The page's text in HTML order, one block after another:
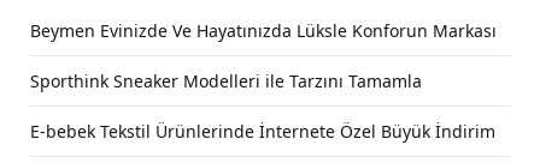
Beymen Evinizde Ve Hayatınızda Lüksle Konforun Markası
Sporthink Sneaker Modelleri ile Tarzını Tamamla
E-bebek Tekstil Ürünlerinde İnternete Özel Büyük İndirim